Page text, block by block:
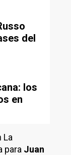
del
los
en
La
para Juan